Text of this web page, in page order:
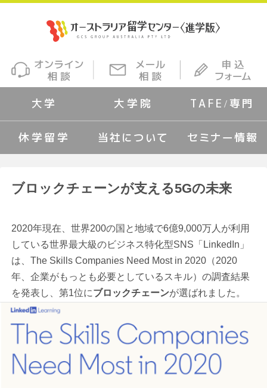
大学 大学院 TAFE/専門
休学留学 当社について セミナー情報
ブロックチェーンが支える5Gの未来
2020年現在、世界200の国と地域で6億9,000万人が利用
している世界最大級のビジネス特化型SNS「LinkedIn」
は、The Skills Companies Need Most in 2020（2020
年、企業がもっとも必要としているスキル）の調査結果
を発表し、第1位にブロックチェーンが選ばれました。